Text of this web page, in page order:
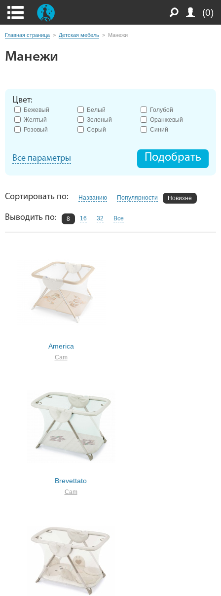
(0)
Главная страница > Детская мебель > Манежи
Манежи
Цвет:
Бежевый Белый
Голубой
Желтый
Зеленый
Оранжевый
Розовый
Серый Синий
Все параметры Подобрать
Сортировать по: Названию Популярности Новизне
Выводить по: 8 16 32 Все
America
Cam
Brevettato
Cam